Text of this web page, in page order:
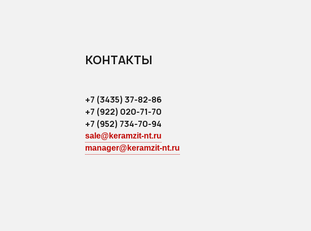
КОНТАКТЫ
+7 (3435) 37-82-86
+7 (922) 020-71-70
+7 (952) 734-70-94
sale@keramzit-nt.ru
manager@keramzit-nt.ru